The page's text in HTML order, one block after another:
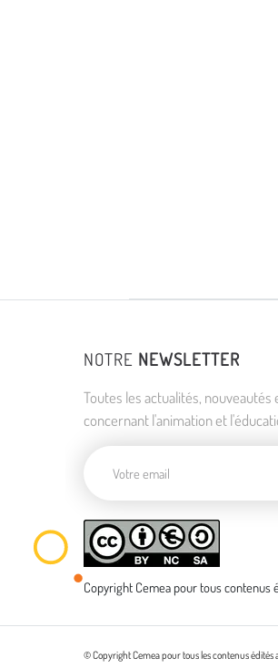
NOTRE NEWSLETTER
Toutes les actualités, nouveautés
concernant l'animation et
Copyright Cemea pour tous contenus
© Copyright Cemea pour tous les contenus édités